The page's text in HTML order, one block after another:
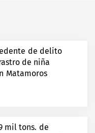
de delito
de niña
Matamoros
mil tons. de